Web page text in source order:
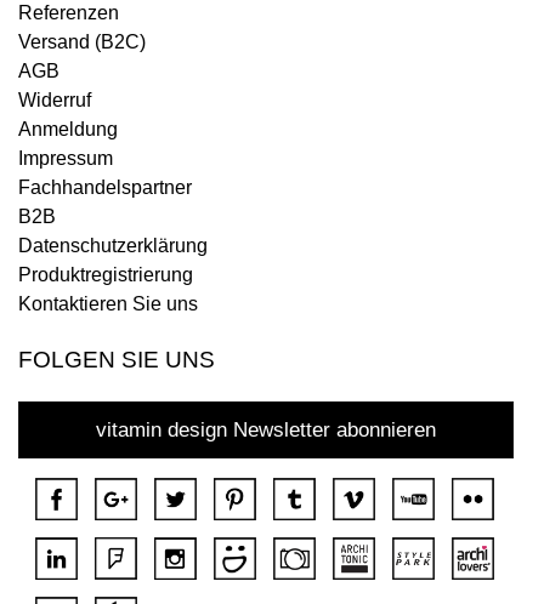
Referenzen
Versand (B2C)
AGB
Widerruf
Anmeldung
Impressum
Fachhandelspartner
B2B
Datenschutzerklärung
Produktregistrierung
Kontaktieren Sie uns
FOLGEN SIE UNS
vitamin design Newsletter abonnieren